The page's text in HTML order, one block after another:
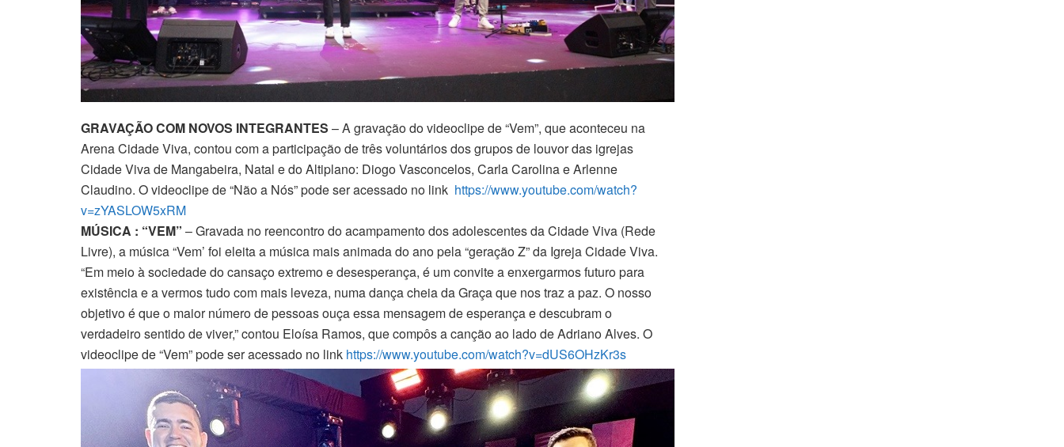
GRAVAÇÃO COM NOVOS INTEGRANTES – A gravação do videoclipe de “Vem”, que aconteceu na
Arena Cidade Viva, contou com a participação de três voluntários dos grupos de louvor das igrejas
Cidade Viva de Mangabeira, Natal e do Altiplano: Diogo Vasconcelos, Carla Carolina e Arlenne
Claudino. O videoclipe de “Não a Nós” pode ser acessado no link https://www.youtube.com/watch?
v=zYASLOW5xRM
MÚSICA : “VEM” – Gravada no reencontro do acampamento dos adolescentes da Cidade Viva (Rede
Livre), a música “Vem’ foi eleita a música mais animada do ano pela “geração Z” da Igreja Cidade Viva.
“Em meio à sociedade do cansaço extremo e desesperança, é um convite a enxergarmos futuro para
existência e a vermos tudo com mais leveza, numa dança cheia da Graça que nos traz a paz. O nosso
objetivo é que o maior número de pessoas ouça essa mensagem de esperança e descubram o
verdadeiro sentido de viver,” contou Eloísa Ramos, que compôs a canção ao lado de Adriano Alves. O
videoclipe de “Vem” pode ser acessado no link https://www.youtube.com/watch?v=dUS6OHzKr3s